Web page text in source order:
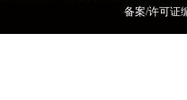
备案/许可证